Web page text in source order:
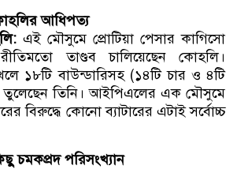
আধিপত্য
এই মৌসুমে প্রোটিয়া পেসার কাগিসো
তাণ্ডব চালিয়েছেন কোহলি।
১৮টি বাউন্ডারিসহ (১৪টি চার ও ৪টি
তুলেছেন তিনি। আইপিএলের এক মৌসুমে
বিরুদ্ধে কোনো ব্যাটারের এটাই সর্বোচ্চ
চমকপ্রদ পরিসংখ্যান